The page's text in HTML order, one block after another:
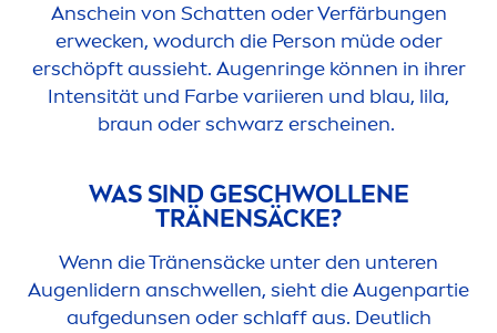
Anschein von Schatten oder Verfärbungen
erwecken, wodurch die Person müde oder
erschöpft aussieht. Augenringe können in ihrer
Intensität und Farbe variieren und blau, lila,
braun oder schwarz erscheinen.
WAS SIND GESCHWOLLENE
TRÄNENSÄCKE?
Wenn die Tränensäcke unter den unteren
Augenlidern anschwellen, sieht die Augenpartie
aufgedunsen oder schlaff aus. Deutlich